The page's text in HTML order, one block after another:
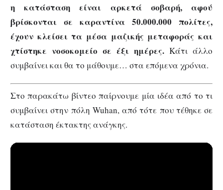
η κατάσταση είναι αρκετά σοβαρή, αφού
βρίσκονται σε καραντίνα 50.000.000 πολίτες,
έχουν κλείσει τα μέσα μαζικής μεταφοράς και
χτίστηκε νοσοκομείο σε έξι ημέρες. Κάτι άλλο
συμβαίνει και θα το μάθουμε… στα επόμενα χρόνια.
Στο παρακάτω βίντεο παίρνουμε μία ιδέα από το τι
συμβαίνει στην πόλη Wuhan, από τότε που τέθηκε σε
κατάσταση έκτακτης ανάγκης.